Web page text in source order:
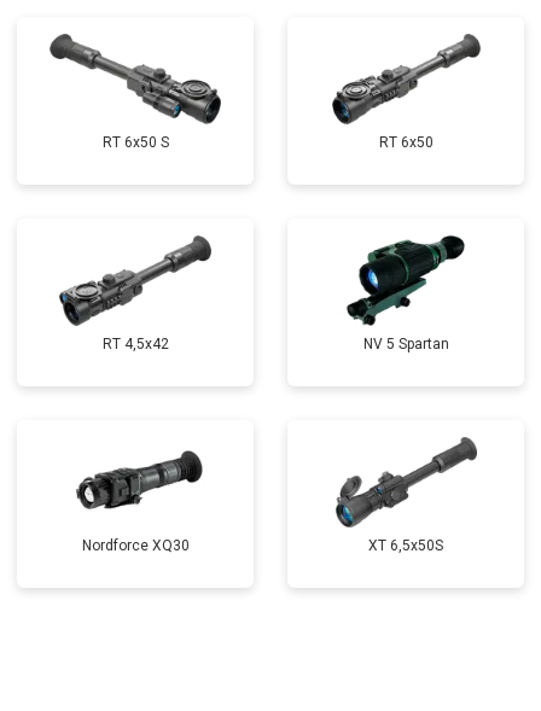
RT 6x50 S RT 6x50
RT 4,5х42 NV 5 Spartan
Nordforce XQ30 XT 6,5x50S